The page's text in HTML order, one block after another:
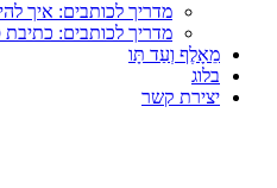
מדריך לכותבים: איך
מדריך לכותבים: כתיבת
מֵאָלֶף וְעַד תָּו
בלוג
יצירת קשר